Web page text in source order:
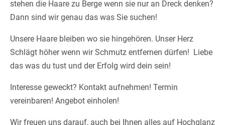
stehen die Haare zu Berge wenn sie nur an Dreck denken?
Dann sind wir genau das was Sie suchen!
Unsere Haare bleiben wo sie hingehören. Unser Herz
Schlägt höher wenn wir Schmutz entfernen dürfen! Liebe
das was du tust und der Erfolg wird dein sein!
Interesse geweckt? Kontakt aufnehmen! Termin
vereinbaren! Angebot einholen!
Wir freuen uns darauf, auch bei Ihnen alles auf Hochglanz